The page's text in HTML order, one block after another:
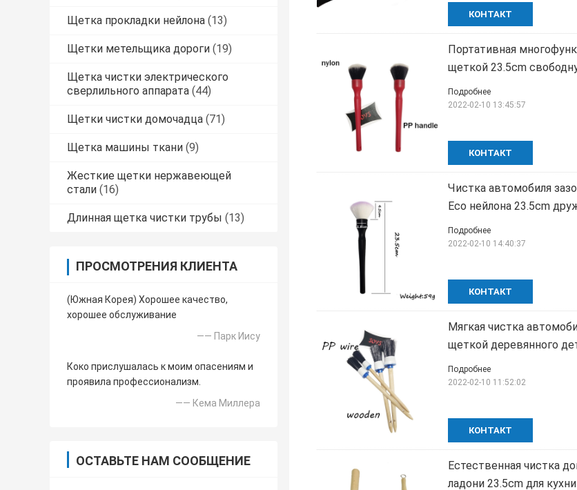
Щетка прокладки нейлона (13)
Щетки метельщика дороги (19)
Щетка чистки электрического
сверлильного аппарата (44)
Щетки чистки домочадца (71)
Щетка машины ткани (9)
Жесткие щетки нержавеющей
стали (16)
Длинная щетка чистки трубы (13)
ПРОСМОТРЕНИЯ КЛИЕНТА
(Южная Корея) Хорошее качество,
хорошее обслуживание
—— Парк Иису
Коко прислушалась к моим опасениям и
проявила профессионализм.
—— Кема Миллера
ОСТАВЬТЕ НАМ СООБЩЕНИЕ
КОНТАКТ
Портативная
щеткой 23.5cm
КОНТАКТ
Подробнее
2022-02-10 13:45:57
Чистка автомобиля
Eco нейлона 23.5cm
КОНТАКТ
Подробнее
2022-02-10 14:40:37
Мягкая чистка
щеткой деревянного
КОНТАКТ
Подробнее
2022-02-10 11:52:02
Естественная чистка
ладони 23.5cm для кухни